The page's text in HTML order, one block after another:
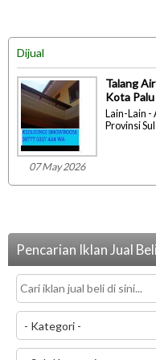
Dijual
07 May 2026
Talang
Kota
Lain-Lain -
Provinsi
Pencarian Iklan Jual